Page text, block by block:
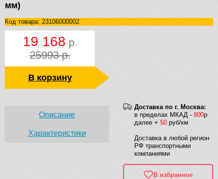
мм)
Код товара: 23106000002
19 168 р.
25993 р.
В корзину
Доставка по г. Москва:
в пределах МКАД - 800р
далее + 50 руб/км
Доставка в любой регион
РФ транспортными
компаниями
В избранное
Описание
Характеристики